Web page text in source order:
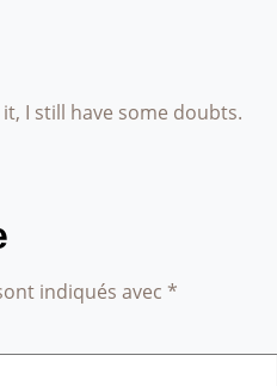
I still have some doubts.
indiqués avec*